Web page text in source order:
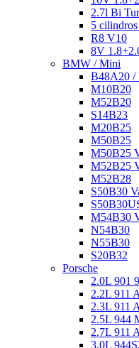
2.7l Bi
5
R8 V10
8V
BMW / Mini
B48A20 /
M10B20
M52B20
S14B23
M20B25
M50B25
M50B25
M52B25
M52B28
S50B30
M54B30
N54B30
N55B30
S20B32
Porsche
2.0L 901
2.2L 911
2.3L 911
2.5L 944
2.7L 911
3.0L